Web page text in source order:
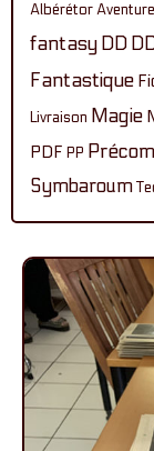
AlbérétorAventure
fantasy DD
Fantastique
Livraison Magie
PDF PP
Symbaroum